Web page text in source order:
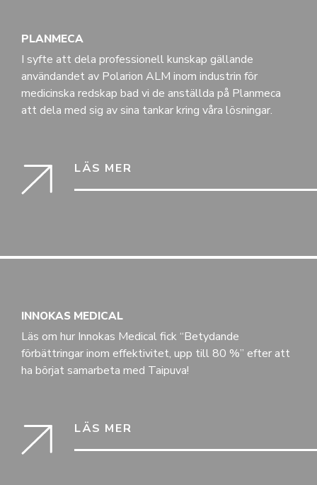
PLANMECA
I syfte att dela professionell kunskap gällande
användandet av Polarion ALM inom industrin för
medicinska redskap bad vi de anställda på Planmeca
att dela med sig av sina tankar kring våra lösningar.
LÄS MER
INNOKAS MEDICAL
Läs om hur Innokas Medical fick “Betydande
förbättringar inom effektivitet, upp till 80 %” efter att
ha börjat samarbeta med Taipuva!
LÄS MER